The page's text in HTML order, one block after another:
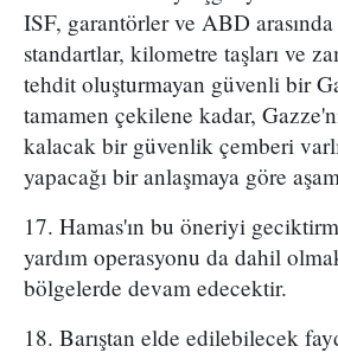
ISF, garantörler ve ABD
standartlar, kilometre taşları ve
tehdit oluşturmayan güvenli bir
tamamen çekilene kadar,
kalacak bir güvenlik çemberi
yapacağı bir anlaşmaya göre
17. Hamas'ın bu öneriyi
yardım operasyonu da dahil
bölgelerde devam edecektir.
18. Barıştan elde edilebilecek